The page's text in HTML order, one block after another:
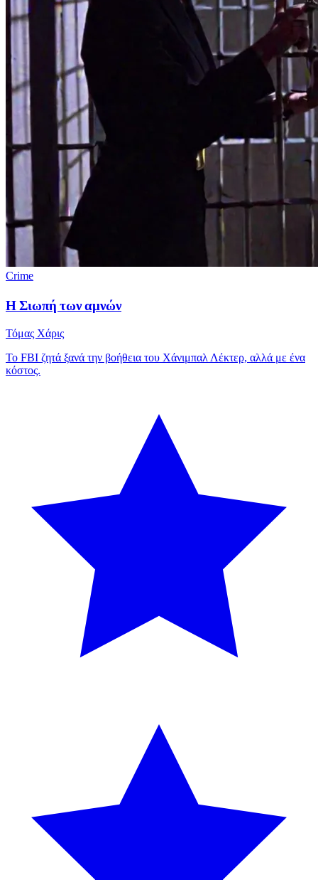
Crime
Η Σιωπή των αμνών
Τόμας Χάρις
Το FBI ζητά ξανά την βοήθεια του Χάνιμπαλ Λέκτερ, αλλά με ένα
κόστος.